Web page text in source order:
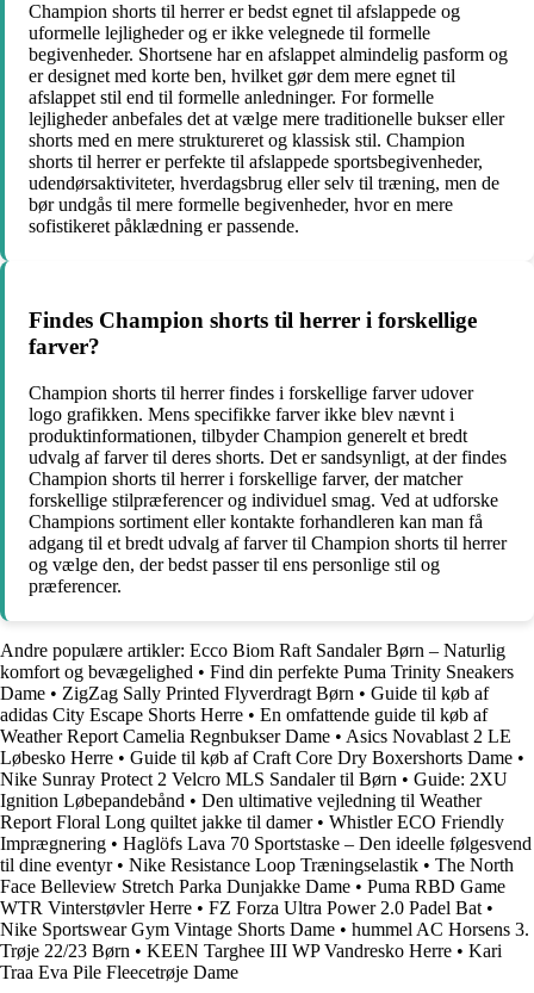
Champion shorts til herrer er bedst egnet til afslappede og
uformelle lejligheder og er ikke velegnede til formelle
begivenheder. Shortsene har en afslappet almindelig pasform og
er designet med korte ben, hvilket gør dem mere egnet til
afslappet stil end til formelle anledninger. For formelle
lejligheder anbefales det at vælge mere traditionelle bukser eller
shorts med en mere struktureret og klassisk stil. Champion
shorts til herrer er perfekte til afslappede sportsbegivenheder,
udendørsaktiviteter, hverdagsbrug eller selv til træning, men de
bør undgås til mere formelle begivenheder, hvor en mere
sofistikeret påklædning er passende.
Findes Champion shorts til herrer i forskellige
farver?
Champion shorts til herrer findes i forskellige farver udover
logo grafikken. Mens specifikke farver ikke blev nævnt i
produktinformationen, tilbyder Champion generelt et bredt
udvalg af farver til deres shorts. Det er sandsynligt, at der findes
Champion shorts til herrer i forskellige farver, der matcher
forskellige stilpræferencer og individuel smag. Ved at udforske
Champions sortiment eller kontakte forhandleren kan man få
adgang til et bredt udvalg af farver til Champion shorts til herrer
og vælge den, der bedst passer til ens personlige stil og
præferencer.
Andre populære artikler: Ecco Biom Raft Sandaler Børn – Naturlig
komfort og bevægelighed • Find din perfekte Puma Trinity Sneakers
Dame • ZigZag Sally Printed Flyverdragt Børn • Guide til køb af
adidas City Escape Shorts Herre • En omfattende guide til køb af
Weather Report Camelia Regnbukser Dame • Asics Novablast 2 LE
Løbesko Herre • Guide til køb af Craft Core Dry Boxershorts Dame •
Nike Sunray Protect 2 Velcro MLS Sandaler til Børn • Guide: 2XU
Ignition Løbepandebånd • Den ultimative vejledning til Weather
Report Floral Long quiltet jakke til damer• Whistler ECO Friendly
Imprægnering • Haglöfs Lava 70 Sportstaske – Den ideelle følgesvend
til dine eventyr• Nike Resistance Loop Træningselastik • The North
Face Belleview Stretch Parka Dunjakke Dame • Puma RBD Game
WTR Vinterstøvler Herre • FZ Forza Ultra Power 2.0 Padel Bat •
Nike Sportswear Gym Vintage Shorts Dame • hummel AC Horsens 3.
Trøje 22/23 Børn • KEEN Targhee III WP Vandresko Herre • Kari
Traa Eva Pile Fleecetrøje Dame